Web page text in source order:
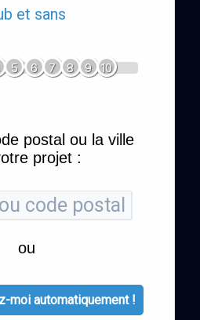
et sans
5 6 7 8 9 10
postal ou la ville
projet :
ou
moi automatiquement !